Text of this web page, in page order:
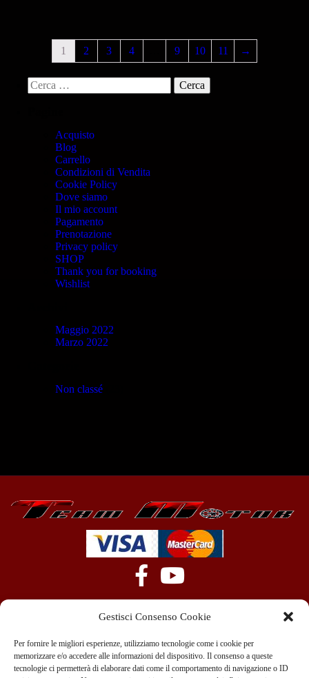
Gestisci Consenso Cookie
Per fornire le migliori esperienze, utilizziamo tecnologie come i cookie per
memorizzare e/o accedere alle informazioni del dispositivo. Il consenso a queste
tecnologie ci permetterà di elaborare dati come il comportamento di navigazione o ID
1 2 3 4 9 10 11 →
Acquisto
Blog
Carrello
Condizioni di Vendita
Cookie Policy
Dove siamo
Il mio account
Pagamento
Prenotazione
Privacy policy
SHOP
Thank you for booking
Wishlist
Maggio 2022
Marzo 2022
Non classé